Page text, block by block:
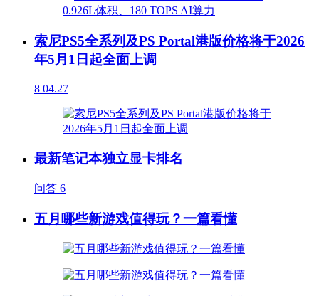
索尼PS5全系列及PS Portal港版价格将于2026
年5月1日起全面上调
8 04.27
最新笔记本独立显卡排名
问答 6
五月哪些新游戏值得玩？一篇看懂